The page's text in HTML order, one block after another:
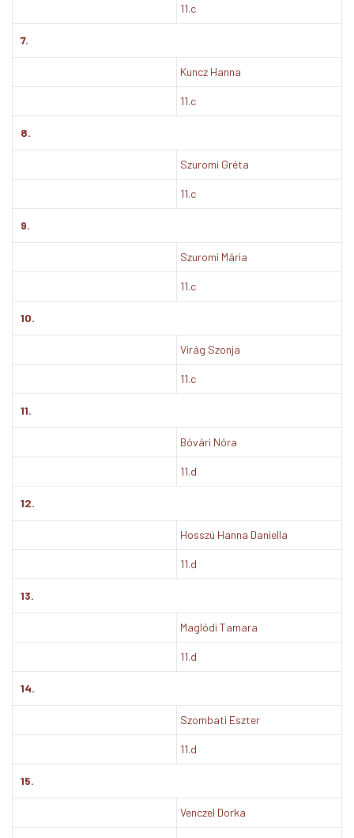
11.c
7.
Kuncz Hanna
11.c
8.
Szuromi Gréta
11.c
9.
Szuromi Mária
11.c
10.
Virág Szonja
11.c
11.
Bóvári Nóra
11.d
12.
Hosszú Hanna Daniella
11.d
13.
Maglódi Tamara
11.d
14.
Szombati Eszter
11.d
15.
Venczel Dorka